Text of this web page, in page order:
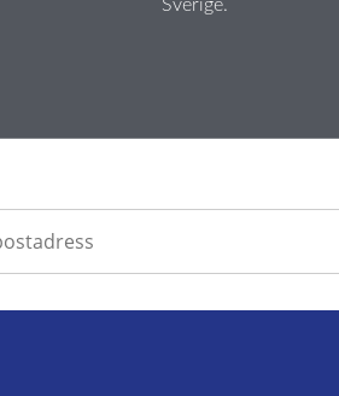
Sverige.